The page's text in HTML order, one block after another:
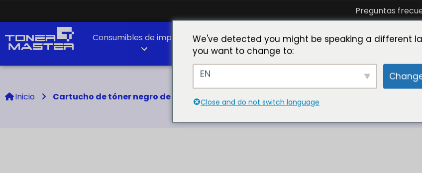
Preguntas
Consumibles de impresión Asóciese con nosotros Conozca a Toner Master
Inicio Cartucho de tóner negro de alto rendimiento compatible HP 51X (Q7551X) Sustituye a HP
We've detected you might be speaking a different
you want to change to:
EN
Close and do not switch language